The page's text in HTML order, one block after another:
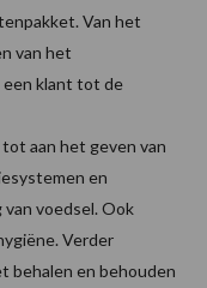
Van het
van het
klant tot de
aan het geven van
en
voedsel. Ook
Verder
behalen en behouden